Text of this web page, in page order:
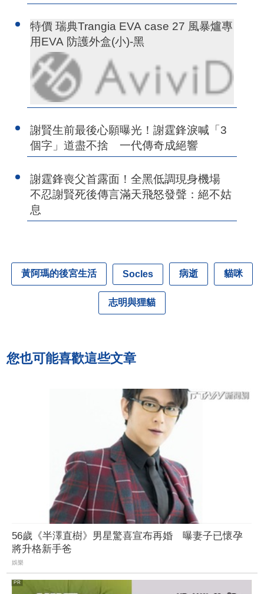
特價 瑞典Trangia EVA case 27 風暴爐專
用EVA 防護外盒(小)-黑
謝賢生前最後心願曝光！謝霆鋒淚喊「3
個字」道盡不捨 一代傳奇成絕響
謝霆鋒喪父首露面！全黑低調現身機場
不忍謝賢死後傳言滿天飛怒發聲：絕不姑
息
黃阿瑪的後宮生活 Socles 病逝 貓咪
志明與狸貓
您也可能喜歡這些文章
56歲《半澤直樹》男星驚喜宣布再婚 曝妻子已懷孕
將升格新手爸
娛樂